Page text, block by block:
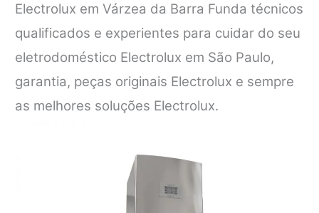
Electrolux em Várzea da Barra Funda técnicos
qualificados e experientes para cuidar do seu
eletrodoméstico Electrolux em São Paulo,
garantia, peças originais Electrolux e sempre
as melhores soluções Electrolux.